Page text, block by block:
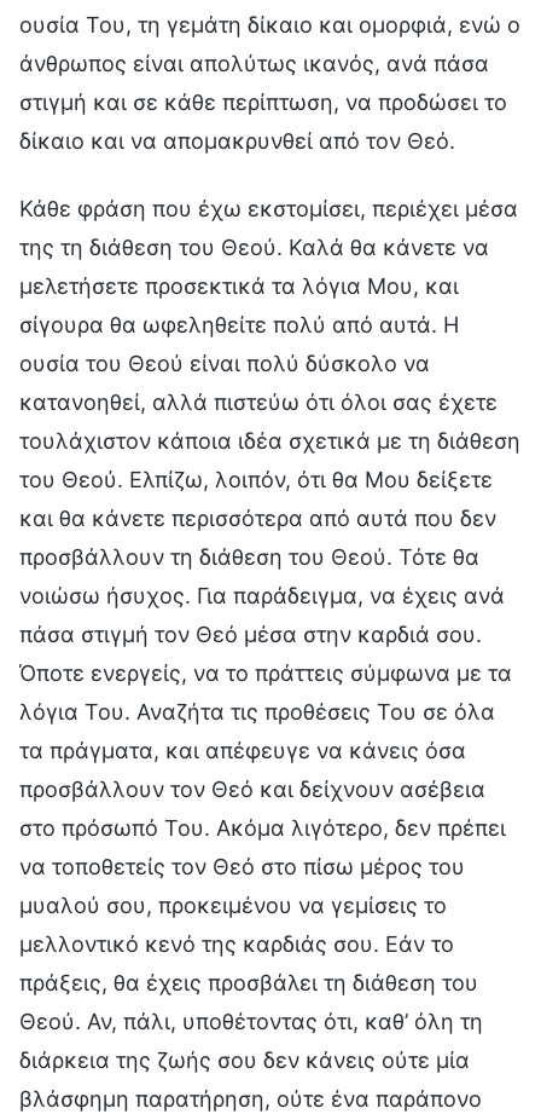
ουσία Του, τη γεμάτη δίκαιο και ομορφιά, ενώ ο
άνθρωπος είναι απολύτως ικανός, ανά πάσα
στιγμή και σε κάθε περίπτωση, να προδώσει το
δίκαιο και να απομακρυνθεί από τον Θεό.
Κάθε φράση που έχω εκστομίσει, περιέχει μέσα
της τη διάθεση του Θεού. Καλά θα κάνετε να
μελετήσετε προσεκτικά τα λόγια Μου, και
σίγουρα θα ωφεληθείτε πολύ από αυτά. Η
ουσία του Θεού είναι πολύ δύσκολο να
κατανοηθεί, αλλά πιστεύω ότι όλοι σας έχετε
τουλάχιστον κάποια ιδέα σχετικά με τη διάθεση
του Θεού. Ελπίζω, λοιπόν, ότι θα Μου δείξετε
και θα κάνετε περισσότερα από αυτά που δεν
προσβάλλουν τη διάθεση του Θεού. Τότε θα
νοιώσω ήσυχος. Για παράδειγμα, να έχεις ανά
πάσα στιγμή τον Θεό μέσα στην καρδιά σου.
Όποτε ενεργείς, να το πράττεις σύμφωνα με τα
λόγια Του. Αναζήτα τις προθέσεις Του σε όλα
τα πράγματα, και απέφευγε να κάνεις όσα
προσβάλλουν τον Θεό και δείχνουν ασέβεια
στο πρόσωπό Του. Ακόμα λιγότερο, δεν πρέπει
να τοποθετείς τον Θεό στο πίσω μέρος του
μυαλού σου, προκειμένου να γεμίσεις το
μελλοντικό κενό της καρδιάς σου. Εάν το
πράξεις, θα έχεις προσβάλει τη διάθεση του
Θεού. Αν, πάλι, υποθέτοντας ότι, καθ’ όλη τη
διάρκεια της ζωής σου δεν κάνεις ούτε μία
βλάσφημη παρατήρηση, ούτε ένα παράπονο